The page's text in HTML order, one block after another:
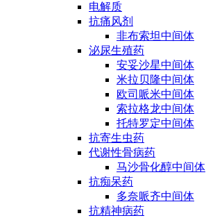
电解质
抗痛风剂
非布索坦中间体
泌尿生殖药
安妥沙星中间体
米拉贝隆中间体
欧司哌米中间体
索拉格龙中间体
托特罗定中间体
抗寄生虫药
代谢性骨病药
马沙骨化醇中间体
抗痴呆药
多奈哌齐中间体
抗精神病药